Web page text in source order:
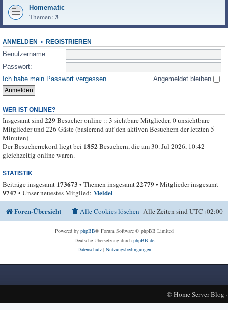
Homematic
Themen: 3
ANMELDEN • REGISTRIEREN
Benutzername:
Passwort:
Ich habe mein Passwort vergessen
Angemeldet bleiben
WER IST ONLINE?
Insgesamt sind229Besucher online :: 3 sichtbare Mitglieder, 0 unsichtbare
Mitglieder und 226 Gäste (basierend auf den aktiven Besuchern der letzten 5
Minuten)
Der Besucherrekord liegt bei 1852Besuchern, die am 30. Jul 2026, 10:42
gleichzeitig online waren.
STATISTIK
Beiträge insgesamt 173673 • Themen insgesamt22779• Mitglieder insgesamt
9747• Unser neuestes Mitglied: Meldel
Foren-Übersicht
Alle Zeiten sindUTC+02:00
Alle Cookies löschen
Powered by phpBB® Forum Software © phpBB Limited
Deutsche Übersetzung durch phpBB.de
Datenschutz| Nutzungsbedingungen
©Home Server Blog